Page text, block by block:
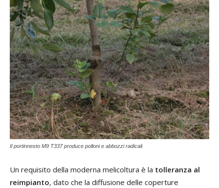
Il portinnesto M9 T337 produce polloni e abbozzi radicali
Un requisito della moderna melicoltura è la tolleranza al
reimpianto, dato che la diffusione delle coperture